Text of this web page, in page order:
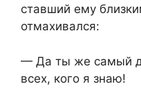
ставший ему
отмахивался:
— Да ты же самый
всех, кого я знаю!